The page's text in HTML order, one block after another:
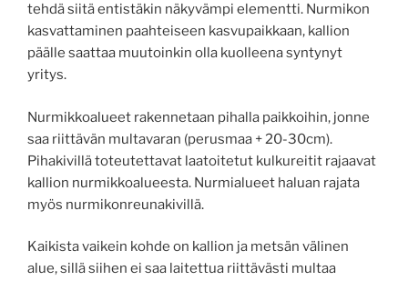
tehdä siitä entistäkin näkyvämpi elementti. Nurmikon
kasvattaminen paahteiseen kasvupaikkaan, kallion
päälle saattaa muutoinkin olla kuolleena syntynyt
yritys.
Nurmikkoalueet rakennetaan pihalla paikkoihin, jonne
saa riittävän multavaran (perusmaa + 20-30cm).
Pihakivillä toteutettavat laatoitetut kulkureitit rajaavat
kallion nurmikkoalueesta. Nurmialueet haluan rajata
myös nurmikonreunakivillä.
Kaikista vaikein kohde on kallion ja metsän välinen
alue, sillä siihen ei saa laitettua riittävästi multaa